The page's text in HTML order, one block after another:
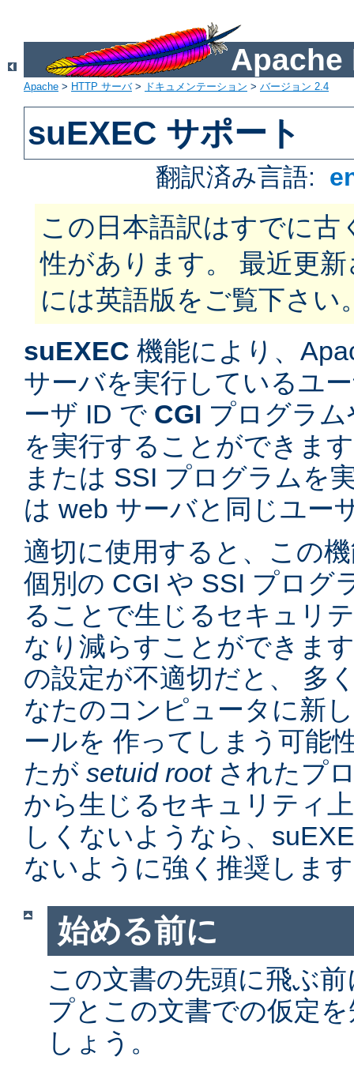
Apache
Apache > HTTP サーバ> ドキュメンテーション > バージョン 2.4
suEXEC サポート
翻訳済み言語:
この日本語訳はすでに古
性があります。 最近更
には英語版をご覧下さい
suEXEC 機能により、
サーバを実行しているユ
ーザ ID で CGI プログラ
を実行することができま
または SSI プログラムを
は web サーバと同じユー
適切に使用すると、この
個別の CGI や SSI プログ
ることで生じるセキュリ
なり減らすことができま
の設定が不適切だと、 多
なたのコンピュータに新
ールを 作ってしまう可能
たが setuid rootされたプ
から生じるセキュリティ
しくないようなら、
ないように強く推奨しま
始める前に
この文書の先頭に飛ぶ
プとこの文書での仮定
しょう。